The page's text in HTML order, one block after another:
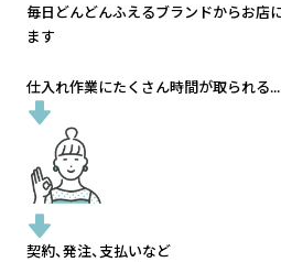
毎日どんどんふえるブランドからお店
ます
仕入れ作業にたくさん時間が取られる...
契約、発注、支払いなど